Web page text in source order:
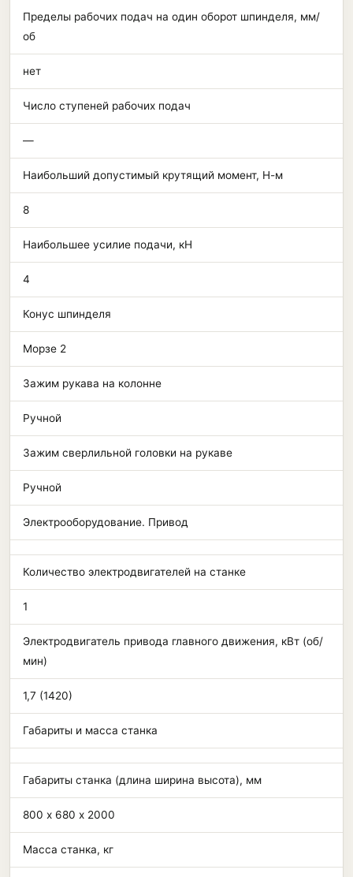
Пределы рабочих подач на один оборот шпинделя, мм/
об
нет
Число ступеней рабочих подач
—
Наибольший допустимый крутящий момент, Н-м
8
Наибольшее усилие подачи, кН
4
Конус шпинделя
Морзе 2
Зажим рукава на колонне
Ручной
Зажим сверлильной головки на рукаве
Ручной
Электрооборудование. Привод
Количество электродвигателей на станке
1
Электродвигатель привода главного движения, кВт (об/
мин)
1,7 (1420)
Габариты и масса станка
Габариты станка (длина ширина высота), мм
800 х 680 х 2000
Масса станка, кг